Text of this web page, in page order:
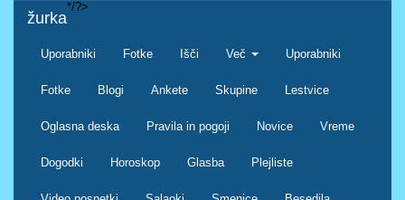
žurka
Uporabniki Fotke Išči Več Uporabniki
Fotke Blogi Ankete Skupine Lestvice
Oglasna deska Pravila in pogoji Novice Vreme
Dogodki Horoskop Glasba Plejliste
*/?>